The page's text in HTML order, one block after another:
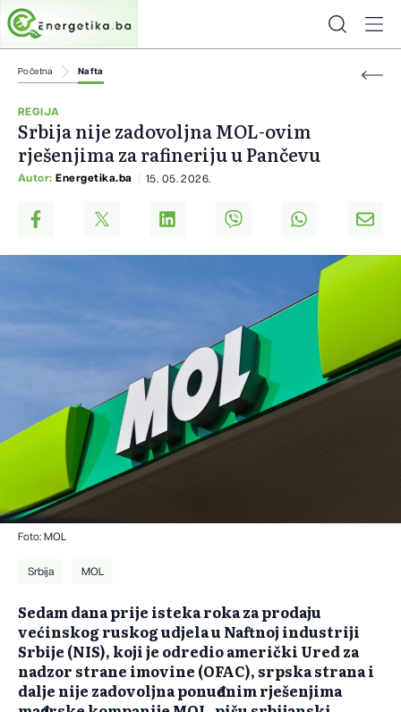
Početna Nafta
REGIJA
Srbija nije zadovoljna MOL-ovim
rješenjima za rafineriju u Pančevu
Autor: Energetika.ba 15. 05. 2026.
Foto: MOL
Srbija MOL
Sedam dana prije isteka roka za prodaju
većinskog ruskog udjela u Naftnoj industriji
Srbije (NIS), koji je odredio američki Ured za
nadzor strane imovine (OFAC), srpska strana i
dalje nije zadovoljna ponuđenim rješenjima